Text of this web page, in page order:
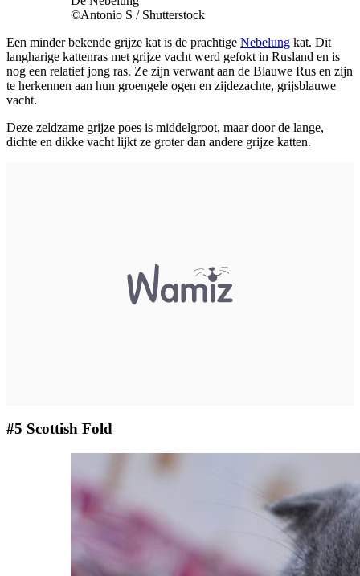
©Antonio S / Shutterstock
Een minder bekende grijze kat is de prachtige Nebelung kat. Dit
langharige kattenras met grijze vacht werd gefokt in Rusland en is
nog een relatief jong ras. Ze zijn verwant aan de Blauwe Rus en zijn
te herkennen aan hun groengele ogen en zijdezachte, grijsblauwe
vacht.
Deze zeldzame grijze poes is middelgroot, maar door de lange,
dichte en dikke vacht lijkt ze groter dan andere grijze katten.
#5 Scottish Fold